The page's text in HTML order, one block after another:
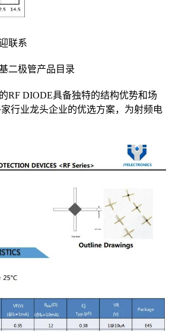
联系
二极管产品目录
RF DIODE具备独特的结构优势和场
行业龙头企业的优选方案，为射频电